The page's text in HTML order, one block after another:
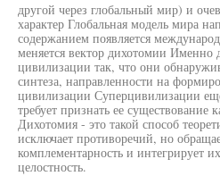
другой через глобальный мир) и
характер Глобальная модель мира
содержанием появляется
меняется вектор дихотомии Именно
цивилизации так, что они
синтеза, направленности на
цивилизации Суперцивилизации
требует признать ее существование
Дихотомия - это такой способ
исключает противоречий, но
комплементарность и интегрирует
целостность.